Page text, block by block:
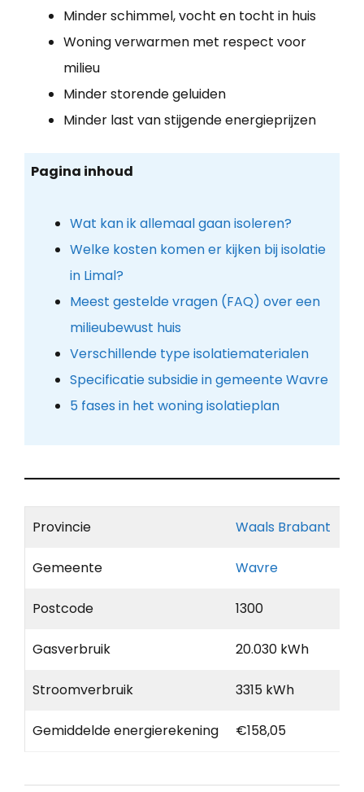
Minder schimmel, vocht en tocht in huis
Woning verwarmen met respect voor
milieu
Minder storende geluiden
Minder last van stijgende energieprijzen
Pagina inhoud
Wat kan ik allemaal gaan isoleren?
Welke kosten komen er kijken bij isolatie
in Limal?
Meest gestelde vragen (FAQ) over een
milieubewust huis
Verschillende type isolatiematerialen
Specificatie subsidie in gemeente Wavre
5 fases in het woning isolatieplan
Provincie Waals Brabant
Gemeente Wavre
Postcode 1300
Gasverbruik 20.030 kWh
Stroomverbruik 3315 kWh
Gemiddelde energierekening €158,05